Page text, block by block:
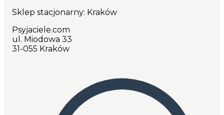
Sklep stacjonarny: Kraków
Psyjaciele.com
ul. Miodowa 33
31-055 Kraków